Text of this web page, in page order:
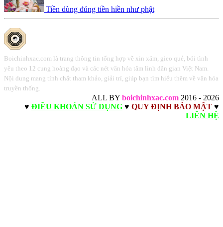
Tiền dùng đúng tiền hiền như phật
Boichinhxac.com là trang thông tin tổng hợp về xin xăm, gieo quẻ, bói tình
yêu theo 12 cung hoàng đạo và các nét văn hóa tâm linh dân gian Việt Nam.
Nội dung mang tính chất tham khảo, giải trí, giúp bạn tìm hiểu thêm về văn hóa
truyền thống.
ALL BY boichinhxac.com 2016 - 2026
♥ ĐIỀU KHOẢN SỬ DỤNG ♥ QUY ĐỊNH BẢO MẬT ♥
LIÊN HỆ